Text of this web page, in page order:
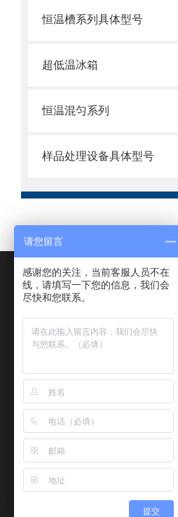
恒温槽系列具体型号
超低温冰箱
恒温混匀系列
样品处理设备具体型号
关于我们
公司简介
荣誉资质
版权所有 © 2026 上海程造仪器设
管理登陆
请您留言
感谢您的关注，当前客服人员不在
线，请填写一下您的信息，我们会
尽快和您联系。
提交